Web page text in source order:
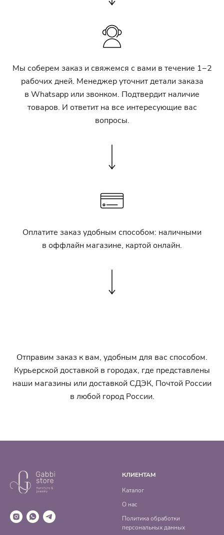
Мы соберем заказ и свяжемся с вами в течение 1−2
рабочих дней. Менеджер уточнит детали заказа
в Whatsapp или звонком. Подтвердит наличие
товаров. И ответит на все интересующие вас
вопросы.
Оплатите заказ удобным способом: наличными
в оффлайн магазине, картой онлайн.
Отправим заказ к вам, удобным для вас способом.
Курьерской доставкой в городах, где представлены
наши магазины или доставкой СДЭК, Почтой России
в любой город России.
КЛИЕНТАМ
Каталог
О нас
Политика обработки
персональных данных